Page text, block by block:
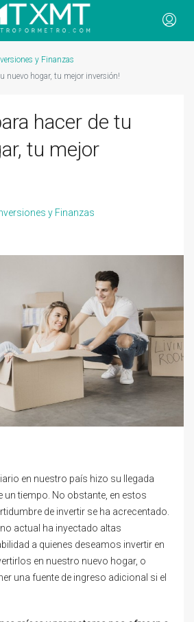
y Finanzas
nuevo hogar, tu mejor inversión!
hacer de tu
tu mejor
y Finanzas
en nuestro país hizo su llegada
un tiempo. No obstante, en estos
de invertir se ha acrecentado.
actual ha inyectado altas
a quienes deseamos invertir en
en nuestro nuevo hogar, o
una fuente de ingreso adicional si el